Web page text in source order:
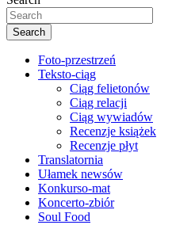
Search
Foto-przestrzeń
Teksto-ciąg
Ciąg felietonów
Ciąg relacji
Ciąg wywiadów
Recenzje książek
Recenzje płyt
Translatornia
Ułamek newsów
Konkurso-mat
Koncerto-zbiór
Soul Food